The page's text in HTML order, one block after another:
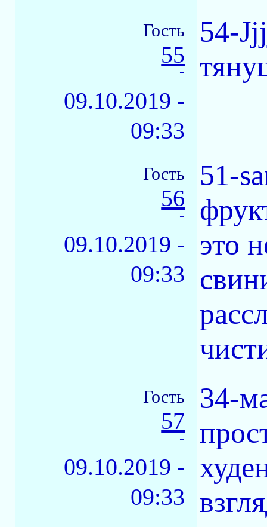
Гость
55
-
09.10.2019 -
09:33
54-
Гость
56
-
09.10.2019 -
09:33
51-
это
Гость
57
-
09.10.2019 -
09:33
34-